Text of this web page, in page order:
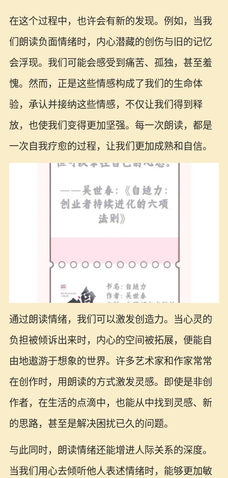
在这个过程中，也许会有新的发现。例如，当我
们朗读负面情绪时，内心潜藏的创伤与旧的记忆
会浮现。我们可能会感受到痛苦、孤独，甚至羞
愧。然而，正是这些情感构成了我们的生命体
验，承认并接纳这些情感，不仅让我们得到释
放，也使我们变得更加坚强。每一次朗读，都是
一次自我疗愈的过程，让我们更加成熟和自信。
通过朗读情绪，我们可以激发创造力。当心灵的
负担被倾诉出来时，内心的空间被拓展，便能自
由地遨游于想象的世界。许多艺术家和作家常常
在创作时，用朗读的方式激发灵感。即使是非创
作者，在生活的点滴中，也能从中找到灵感、新
的思路，甚至是解决困扰已久的问题。
与此同时，朗读情绪还能增进人际关系的深度。
当我们用心去倾听他人表述情绪时，能够更加敏